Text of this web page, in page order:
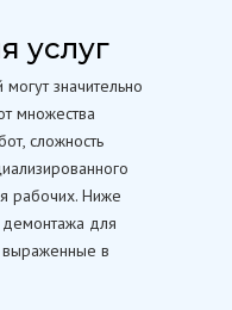
услуг
значительно
множества
сложность
рабочих. Ниже
для
выраженные в